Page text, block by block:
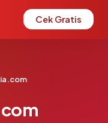
Cek Gratis